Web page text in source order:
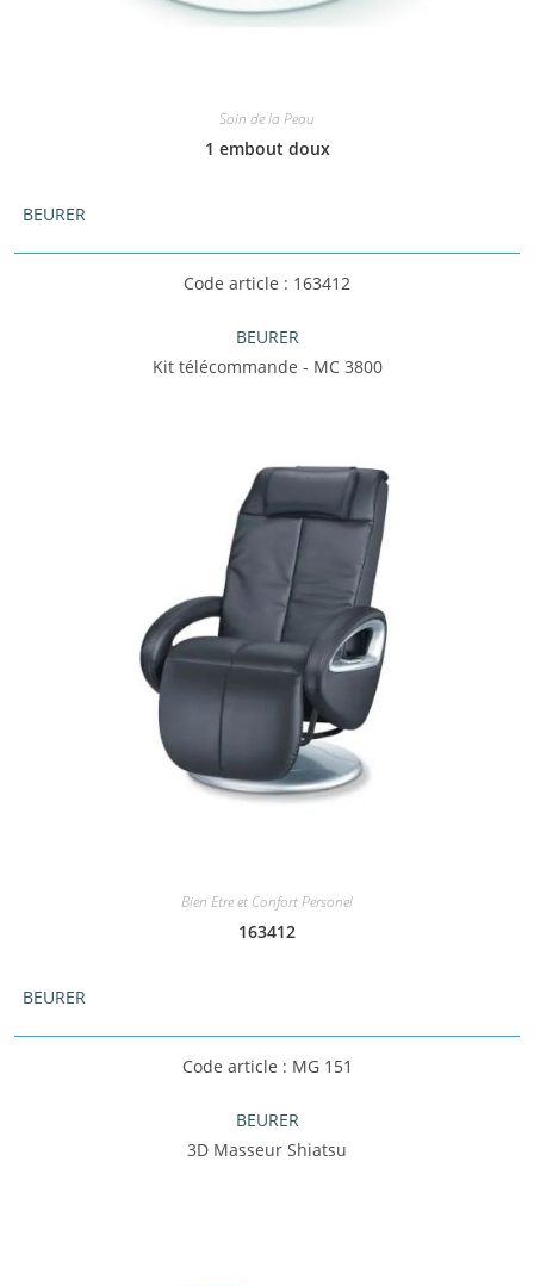
Soin de la Peau
1 embout doux
BEURER
Code article : 163412
BEURER
Kit télécommande - MC 3800
Bien Etre et Confort Personel
163412
BEURER
Code article : MG 151
BEURER
3D Masseur Shiatsu